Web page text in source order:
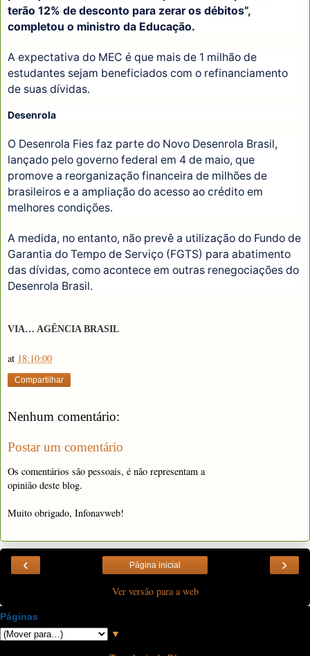
terão 12% de desconto para zerar os débitos”,
completou o ministro da Educação.
A expectativa do MEC é que mais de 1 milhão de
estudantes sejam beneficiados com o refinanciamento
de suas dívidas.
Desenrola
O Desenrola Fies faz parte do Novo Desenrola Brasil,
lançado pelo governo federal em 4 de maio, que
promove a reorganização financeira de milhões de
brasileiros e a ampliação do acesso ao crédito em
melhores condições.
A medida, no entanto, não prevê a utilização do Fundo de
Garantia do Tempo de Serviço (FGTS) para abatimento
das dívidas, como acontece em outras renegociações do
Desenrola Brasil.
VIA… AGÊNCIA BRASIL
at 18:10:00
Compartilhar
Nenhum comentário:
Postar um comentário
Os comentários são pessoais, é não representam a
opinião deste blog.
Muito obrigado, Infonavweb!
‹ ›
Página inicial
Ver versão para a web
Páginas
▼